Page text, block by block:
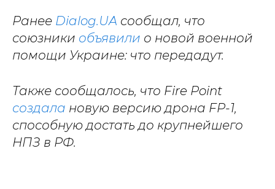
Ранее Dialog.UA сообщал, что
союзники объявили о новой военной
помощи Украине: что передадут.
Также сообщалось, что Fire Point
создала новую версию дрона FP-1,
способную достать до крупнейшего
НПЗ в РФ.